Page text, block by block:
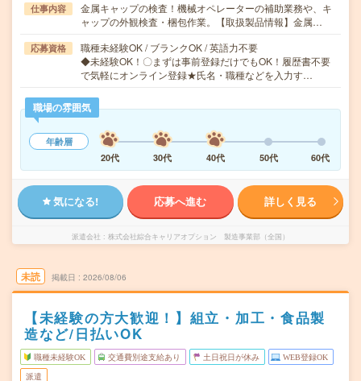
仕事内容
金属キャップの検査！機械オペレーターの補助業務や、キ
ャップの外観検査・梱包作業。【取扱製品情報】金属…
応募資格
職種未経験OK / ブランクOK / 英語力不要
◆未経験OK！〇まずは事前登録だけでもOK！履歴書不要
で気軽にオンライン登録★氏名・職種などを入力す…
職場の雰囲気
年齢層
20代
30代 40代 50代 60代
気になる! 応募へ進む 詳しく見る
派遣会社 株式会社綜合キャリアオプション 製造事業部（全国）
未読 掲載日 2026/08/06
【未経験の方大歓迎！】組立・加工・食品製
造など/日払いOK
職種未経験OK 交通費別途支給あり 土日祝日が休み WEB登録OK
派遣